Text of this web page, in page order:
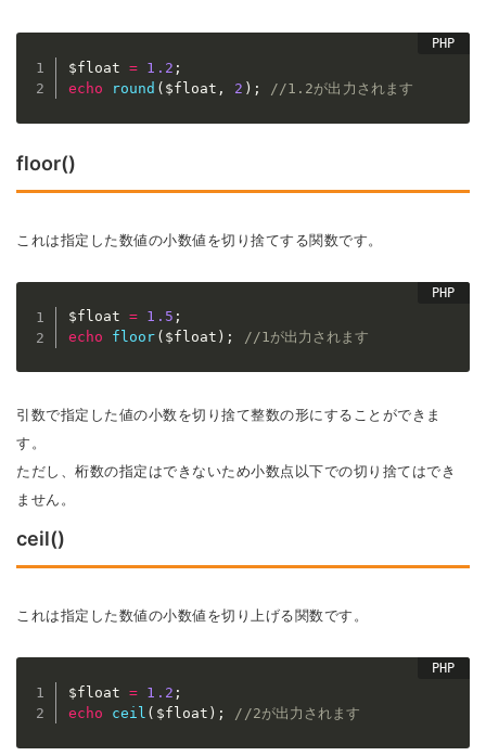
$float = 1.2 ;
echo
round ( $float , 2 ) ; //1.2が出力されます
floor()
これは指定した数値の小数値を切り捨てする関数です。
$float = 1.5 ;
echo
floor ( $float ) ; //1が出力されます
引数で指定した値の小数を切り捨て整数の形にすることができま
す。
ただし、桁数の指定はできないため小数点以下での切り捨てはでき
ません。
ceil()
これは指定した数値の小数値を切り上げる関数です。
$float = 1.2 ;
echo
ceil ( $float ) ; //2が出力されます